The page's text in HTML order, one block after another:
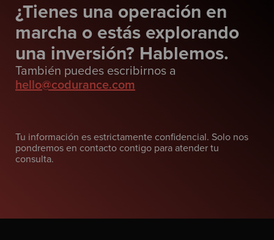
¿Tienes una operación en
marcha o estás explorando
una inversión? Hablemos.
También puedes escribirnos a
hello@codurance.com
Tu información es estrictamente confidencial. Solo nos
pondremos en contacto contigo para atender tu
consulta.